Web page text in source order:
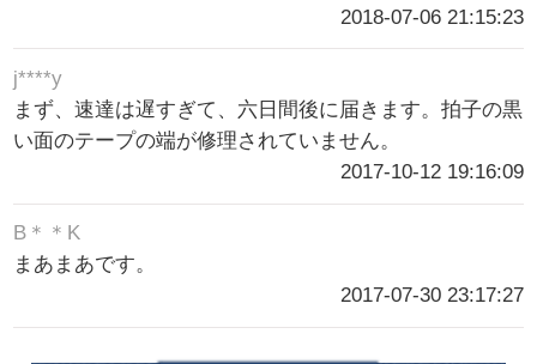
2018-07-06 21:15:23
j****y
まず、速達は遅すぎて、六日間後に届きます。拍子の黒
い面のテープの端が修理されていません。
2017-10-12 19:16:09
B＊＊K
まあまあです。
2017-07-30 23:17:27